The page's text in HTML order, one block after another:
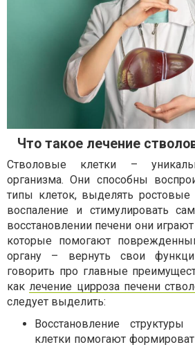
Что такое лечение
Стволовые клетки –
организма. Они способны
типы клеток, выделять ростовые
воспаление и стимулировать
восстановлении печени они
которые помогают
органу – вернуть свои
говорить про главные
каклечение цирроза печени
следует выделить:
Восстановление
клетки помогают